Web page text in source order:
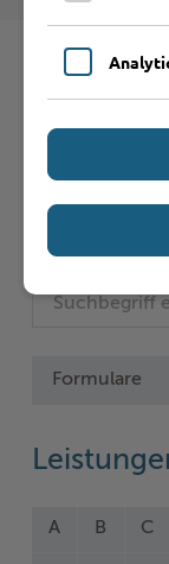
Seite
Online-
Formulare
A B C